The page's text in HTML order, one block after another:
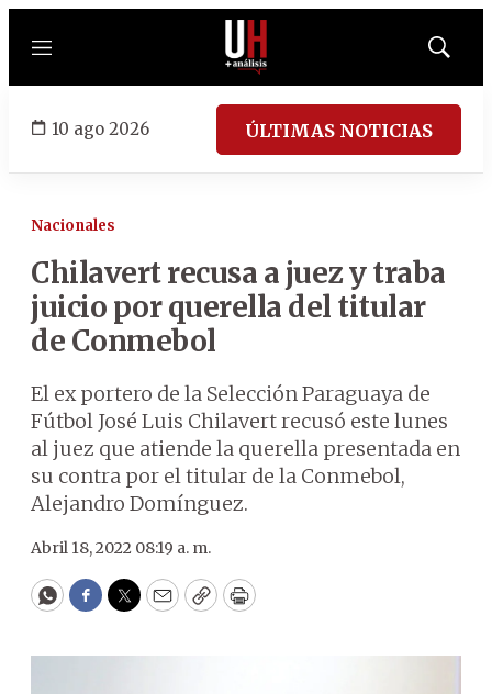
Menú
Mostrar
10 ago 2026 ÚLTIMAS NOTICIAS
Nacionales
Chilavert recusa a juez y traba
juicio por querella del titular
de Conmebol
El ex portero de la Selección Paraguaya de
Fútbol José Luis Chilavert recusó este lunes
al juez que atiende la querella presentada en
su contra por el titular de la Conmebol,
Alejandro Domínguez.
Abril 18, 2022 08:19 a. m.
WhatsApp
Facebook
Twitter
EmailCopyPrint